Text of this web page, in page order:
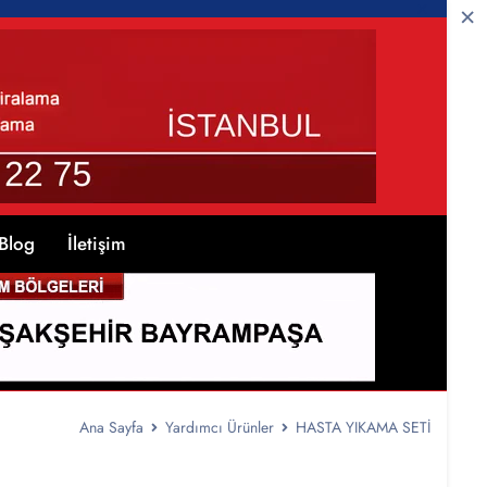
İletişim
Ana Sayfa Yardımcı Ürünler HASTA YIKAMA SETİ